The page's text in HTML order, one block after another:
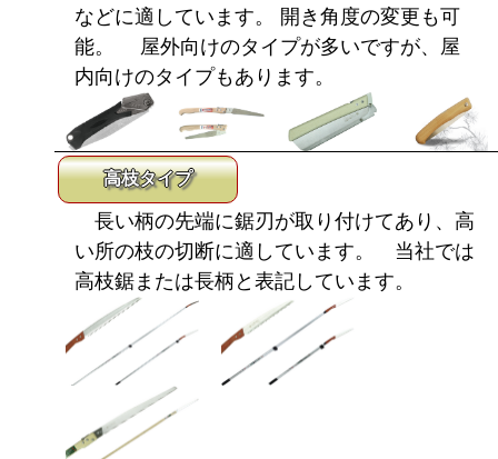
などに適しています。 開き角度の変更も可
能。 屋外向けのタイプが多いですが、屋
内向けのタイプもあります。
高枝タイプ
長い柄の先端に鋸刃が取り付けてあり、高
い所の枝の切断に適しています。 当社では
高枝鋸または長柄と表記しています。